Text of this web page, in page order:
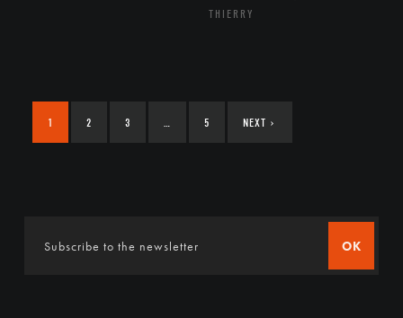
THIERRY
1 2 3 … 5 NEXT ›
OK